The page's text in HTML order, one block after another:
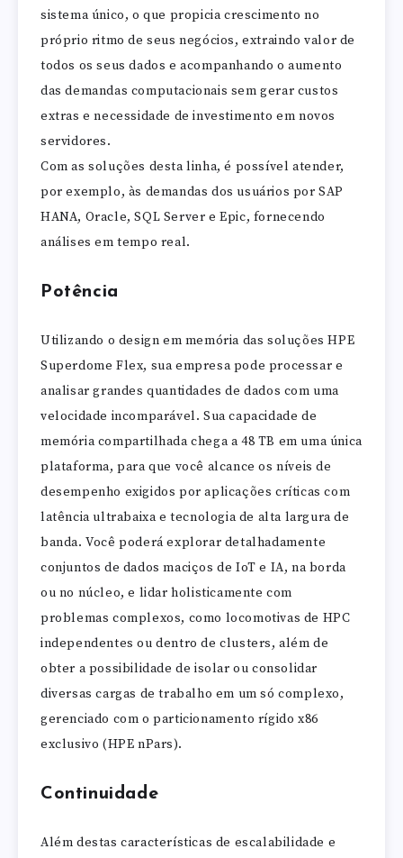
sistema único, o que propicia crescimento no
próprio ritmo de seus negócios, extraindo valor de
todos os seus dados e acompanhando o aumento
das demandas computacionais sem gerar custos
extras e necessidade de investimento em novos
servidores.
Com as soluções desta linha, é possível atender,
por exemplo, às demandas dos usuários por SAP
HANA, Oracle, SQL Server e Epic, fornecendo
análises em tempo real.
Potência
Utilizando o design em memória das soluções HPE
Superdome Flex, sua empresa pode processar e
analisar grandes quantidades de dados com uma
velocidade incomparável. Sua capacidade de
memória compartilhada chega a 48 TB em uma única
plataforma, para que você alcance os níveis de
desempenho exigidos por aplicações críticas com
latência ultrabaixa e tecnologia de alta largura de
banda. Você poderá explorar detalhadamente
conjuntos de dados maciços de IoT e IA, na borda
ou no núcleo, e lidar holisticamente com
problemas complexos, como locomotivas de HPC
independentes ou dentro de clusters, além de
obter a possibilidade de isolar ou consolidar
diversas cargas de trabalho em um só complexo,
gerenciado com o particionamento rígido x86
exclusivo (HPE nPars).
Continuidade
Além destas características de escalabilidade e